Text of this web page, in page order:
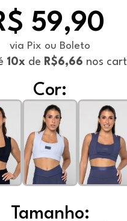
59,90
via Pix ou Boleto
10xde R$6,66 nos
Cor:
Tamanho: